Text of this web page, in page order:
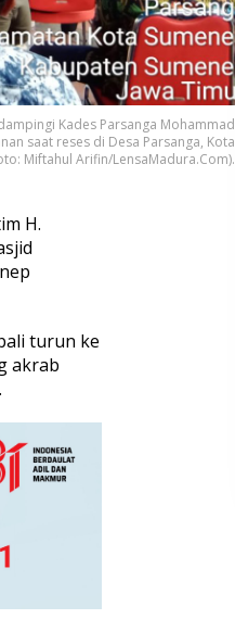
Kades Parsanga Mohammad
saat reses di Desa Parsanga, Kota
Miftahul Arifin/LensaMadura.Com).
H.
turun ke
akrab